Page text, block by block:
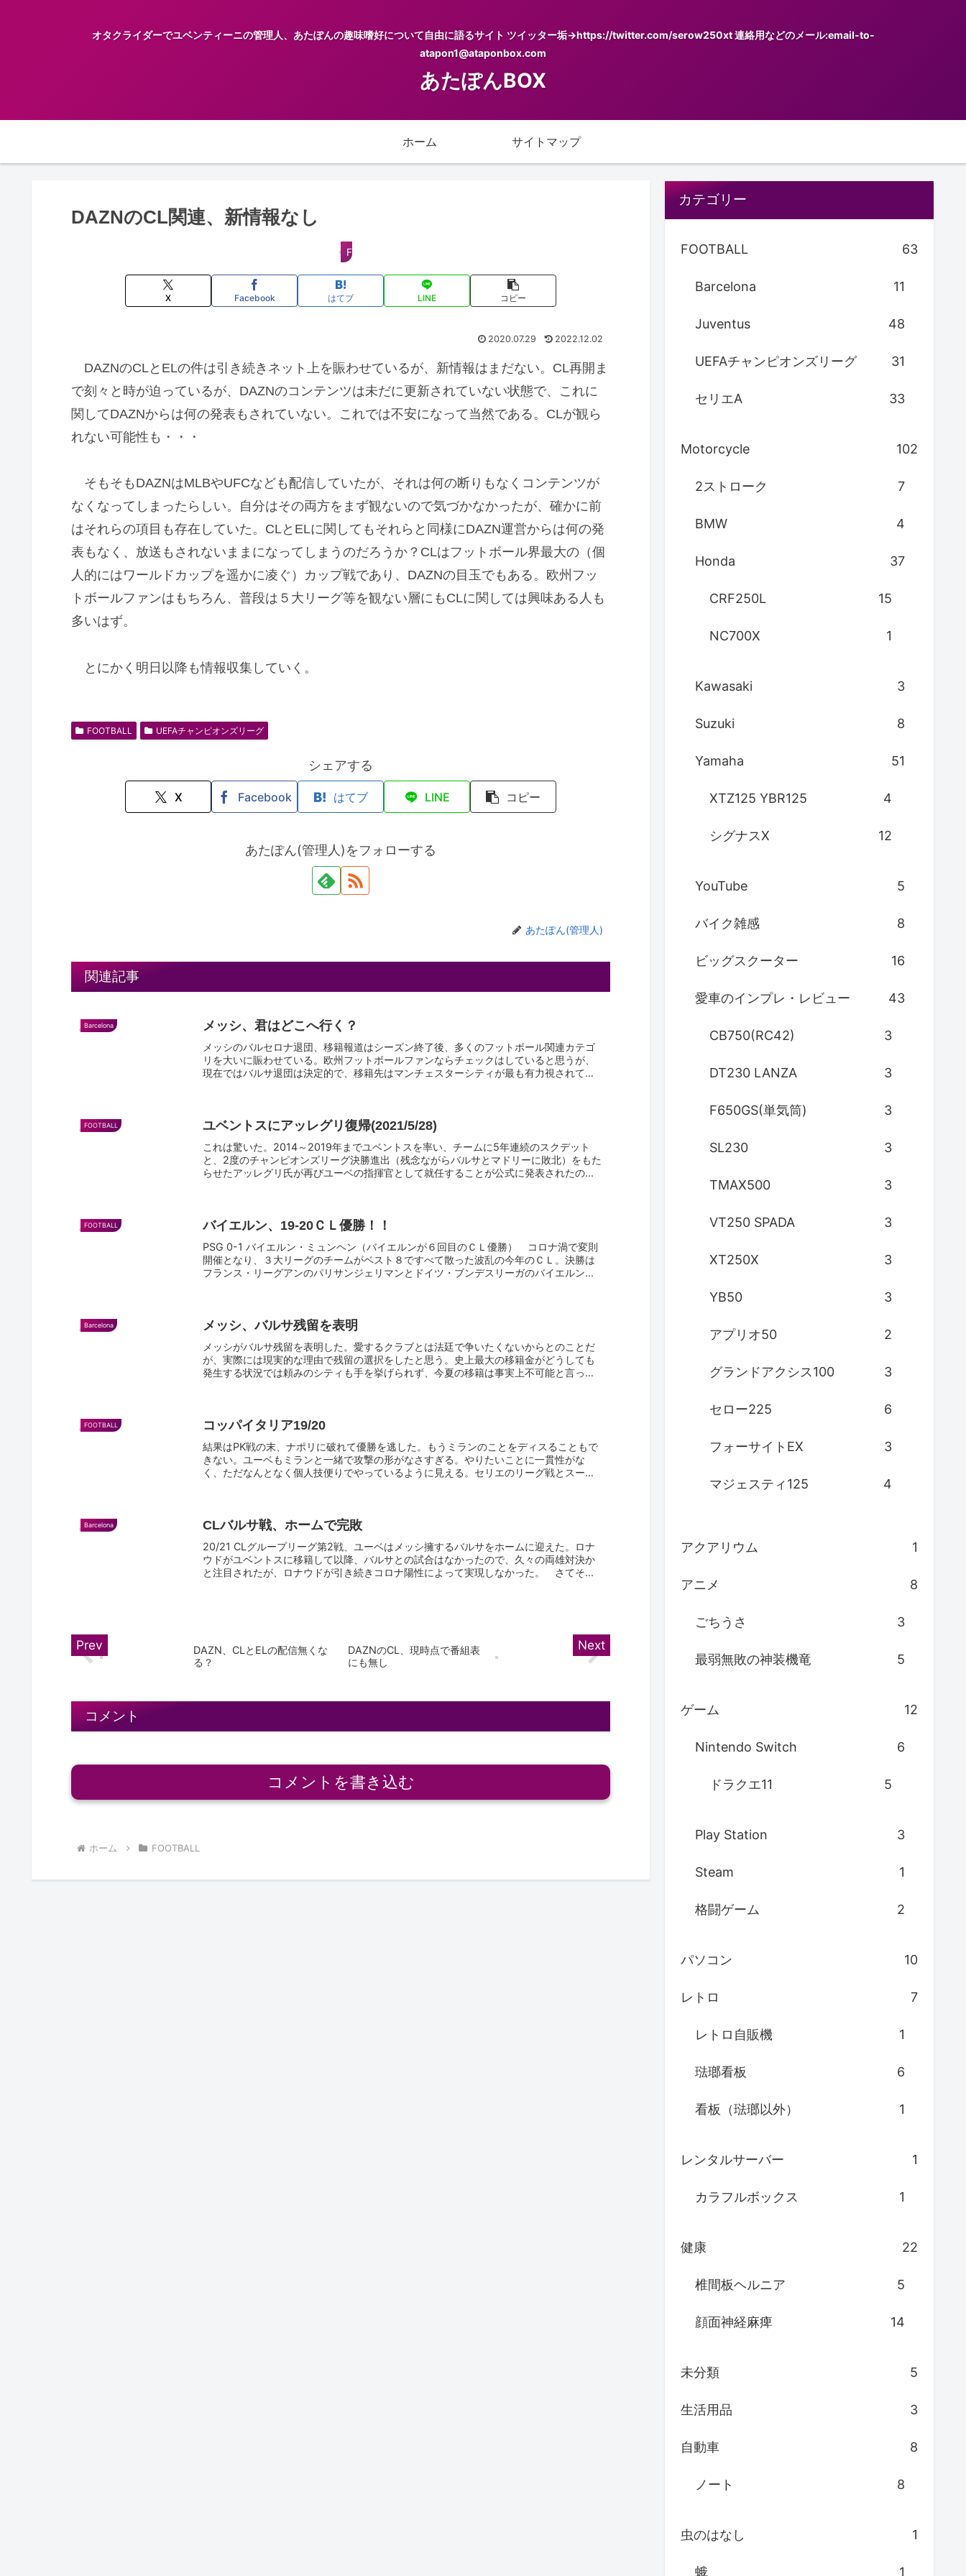
オタクライダーでユベンティーニの管理人、あたぽんの趣味嗜好について自由に語るサイト ツイッター垢→https://twitter.com/serow250xt 連絡用などのメール:email-to-
atapon1@ataponbox.com
あたぽんBOX
ホーム サイトマップ
DAZNのCL関連、新情報なし
FOOTBALL
X Facebook はてブ LINE コピー
2020.07.29 2022.12.02
DAZNのCLとELの件は引き続きネット上を賑わせているが、新情報はまだない。CL再開ま
で刻々と時が迫っているが、DAZNのコンテンツは未だに更新されていない状態で、これに
関してDAZNからは何の発表もされていない。これでは不安になって当然である。CLが観ら
れない可能性も・・・
そもそもDAZNはMLBやUFCなども配信していたが、それは何の断りもなくコンテンツが
なくなってしまったらしい。自分はその両方をまず観ないので気づかなかったが、確かに前
はそれらの項目も存在していた。CLとELに関してもそれらと同様にDAZN運営からは何の発
表もなく、放送もされないままになってしまうのだろうか？CLはフットボール界最大の（個
人的にはワールドカップを遥かに凌ぐ）カップ戦であり、DAZNの目玉でもある。欧州フッ
トボールファンはもちろん、普段は５大リーグ等を観ない層にもCLに関しては興味ある人も
多いはず。
とにかく明日以降も情報収集していく。
FOOTBALL UEFAチャンピオンズリーグ
シェアする
X Facebook はてブ LINE コピー
あたぽん(管理人)をフォローする
あたぽん(管理人)
関連記事
Barcelona メッシ、君はどこへ行く？
メッシのバルセロナ退団、移籍報道はシーズン終了後、多くのフットボール関連カテゴ
リを大いに賑わせている。欧州フットボールファンならチェックはしていると思うが、
現在ではバルサ退団は決定的で、移籍先はマンチェスターシティが最も有力視されてい
FOOTBALL ユベントスにアッレグリ復帰(2021/5/28)
これは驚いた。2014～2019年までユベントスを率い、チームに5年連続のスクデット
と、2度のチャンピオンズリーグ決勝進出（残念ながらバルサとマドリーに敗北）をもた
らせたアッレグリ氏が再びユーベの指揮官として就任することが公式に発表されたの...
FOOTBALL バイエルン、19-20ＣＬ優勝！！
PSG 0-1 バイエルン・ミュンヘン（バイエルンが６回目のＣＬ優勝） コロナ渦で変則
開催となり、３大リーグのチームがベスト８ですべて散った波乱の今年のＣＬ。決勝は
フランス・リーグアンのパリサンジェリマンとドイツ・ブンデスリーガのバイエルン...
Barcelona メッシ、バルサ残留を表明
メッシがバルサ残留を表明した。愛するクラブとは法廷で争いたくないからとのことだ
が、実際には現実的な理由で残留の選択をしたと思う。史上最大の移籍金がどうしても
発生する状況では頼みのシティも手を挙げられず、今夏の移籍は事実上不可能と言って
FOOTBALL コッパイタリア19/20
結果はPK戦の末、ナポリに破れて優勝を逃した。もうミランのことをディスることもで
きない。ユーベもミランと一緒で攻撃の形がなさすぎる。やりたいことに一貫性がな
く、ただなんとなく個人技便りでやっているように見える。セリエのリーグ戦とスーペ
Barcelona CLバルサ戦、ホームで完敗
20/21 CLグループリーグ第2戦、ユーベはメッシ擁するバルサをホームに迎えた。ロナ
ウドがユベントスに移籍して以降、バルサとの試合はなかったので、久々の両雄対決か
と注目されたが、ロナウドが引き続きコロナ陽性によって実現しなかった。 さてそ...
DAZN、CLとELの配信無くな
る？
DAZNのCL、現時点で番組表
にも無し
コメント
コメントを書き込む
ホーム FOOTBALL
カテゴリー
FOOTBALL 63
Barcelona 11
Juventus 48
UEFAチャンピオンズリーグ 31
セリエA 33
Motorcycle 102
2ストローク 7
BMW 4
Honda 37
CRF250L 15
NC700X 1
Kawasaki 3
Suzuki 8
Yamaha 51
XTZ125 YBR125 4
シグナスX 12
YouTube 5
バイク雑感 8
ビッグスクーター 16
愛車のインプレ・レビュー 43
CB750(RC42) 3
DT230 LANZA 3
F650GS(単気筒) 3
SL230 3
TMAX500 3
VT250 SPADA 3
XT250X 3
YB50 3
アプリオ50 2
グランドアクシス100 3
セロー225 6
フォーサイトEX 3
マジェスティ125 4
アクアリウム 1
アニメ 8
ごちうさ 3
最弱無敗の神装機竜 5
ゲーム 12
Nintendo Switch 6
ドラクエ11 5
Play Station 3
Steam 1
格闘ゲーム 2
パソコン 10
レトロ 7
レトロ自販機 1
琺瑯看板 6
看板（琺瑯以外） 1
レンタルサーバー 1
カラフルボックス 1
健康 22
椎間板ヘルニア 5
顔面神経麻痺 14
未分類 5
生活用品 3
自動車 8
ノート 8
虫のはなし 1
蛾 1